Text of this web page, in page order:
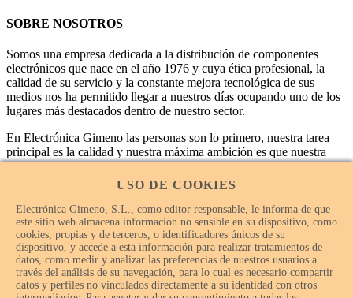
SOBRE NOSOTROS
Somos una empresa dedicada a la distribución de componentes
electrónicos que nace en el año 1976 y cuya ética profesional, la
calidad de su servicio y la constante mejora tecnológica de sus
medios nos ha permitido llegar a nuestros días ocupando uno de los
lugares más destacados dentro de nuestro sector.
En Electrónica Gimeno las personas son lo primero, nuestra tarea
principal es la calidad y nuestra máxima ambición es que nuestra
empresa sea la mejor.
USO DE COOKIES
Electrónica Gimeno, S.L., como editor responsable, le informa de que
este sitio web almacena información no sensible en su dispositivo, como
cookies, propias y de terceros, o identificadores únicos de su
dispositivo, y accede a esta información para realizar tratamientos de
datos, como medir y analizar las preferencias de nuestros usuarios a
través del análisis de su navegación, para lo cual es necesario compartir
datos y perfiles no vinculados directamente a su identidad con otros